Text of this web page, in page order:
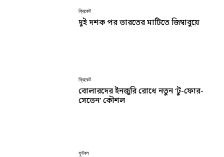
ক্রিকেট
দুই দশক পর ভারতের মাটিতে জিম্বাবুয়ে
ক্রিকেট
বোলারদের ইনজুরি রোধে নতুন ‘টু-ফোর-
সেভেন’ কৌশল
ফুটবল